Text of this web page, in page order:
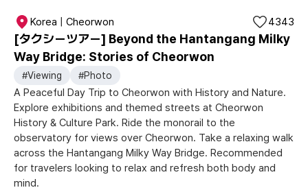
Korea | Cheorwon
[タクシーツアー] Beyond the Hantangang Milky
Way Bridge: Stories of Cheorwon
4343
#Viewing #Photo
A Peaceful Day Trip to Cheorwon with History and Nature.
Explore exhibitions and themed streets at Cheorwon
History & Culture Park. Ride the monorail to the
observatory for views over Cheorwon. Take a relaxing walk
across the Hantangang Milky Way Bridge. Recommended
for travelers looking to relax and refresh both body and
mind.